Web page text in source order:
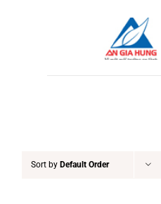
Sort by Default Order